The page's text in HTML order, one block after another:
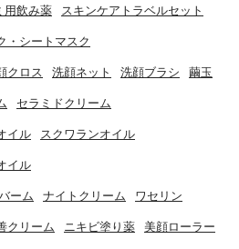
用飲み薬 スキンケアトラベルセット
・シートマスク
クロス 洗顔ネット 洗顔ブラシ 繭玉
セラミドクリーム
イル スクワランオイル
イル
ーム ナイトクリーム ワセリン
クリーム ニキビ塗り薬 美顔ローラー